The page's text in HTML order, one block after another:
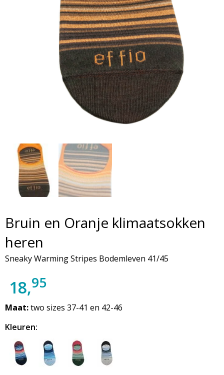
Bruin en Oranje klimaatsokken
heren
Sneaky Warming Stripes Bodemleven 41/45
18,95
Maat:two sizes 37-41 en 42-46
Kleuren: